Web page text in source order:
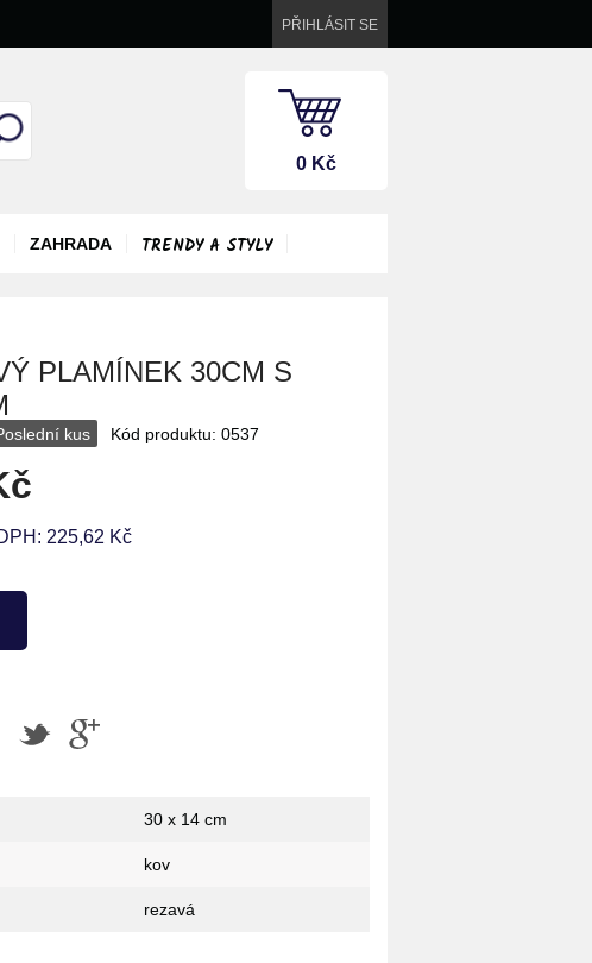
PŘIHLÁSIT SE
0 Kč
ZAHRADA TRENDY A STYLY
PLAMÍNEK 30CM S
kus Kód produktu: 0537
225,62 Kč
30 x 14 cm
kov
rezavá